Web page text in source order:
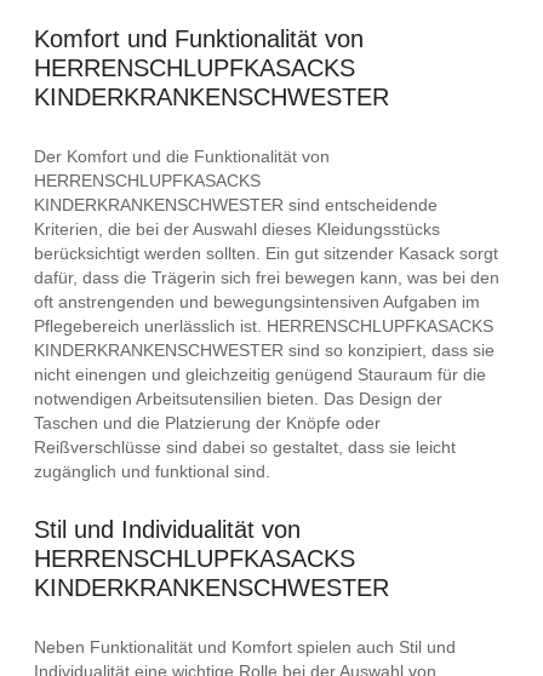
Komfort und Funktionalität von
HERRENSCHLUPFKASACKS
KINDERKRANKENSCHWESTER
Der Komfort und die Funktionalität von
HERRENSCHLUPFKASACKS
KINDERKRANKENSCHWESTER sind entscheidende
Kriterien, die bei der Auswahl dieses Kleidungsstücks
berücksichtigt werden sollten. Ein gut sitzender Kasack sorgt
dafür, dass die Trägerin sich frei bewegen kann, was bei den
oft anstrengenden und bewegungsintensiven Aufgaben im
Pflegebereich unerlässlich ist. HERRENSCHLUPFKASACKS
KINDERKRANKENSCHWESTER sind so konzipiert, dass sie
nicht einengen und gleichzeitig genügend Stauraum für die
notwendigen Arbeitsutensilien bieten. Das Design der
Taschen und die Platzierung der Knöpfe oder
Reißverschlüsse sind dabei so gestaltet, dass sie leicht
zugänglich und funktional sind.
Stil und Individualität von
HERRENSCHLUPFKASACKS
KINDERKRANKENSCHWESTER
Neben Funktionalität und Komfort spielen auch Stil und
Individualität eine wichtige Rolle bei der Auswahl von